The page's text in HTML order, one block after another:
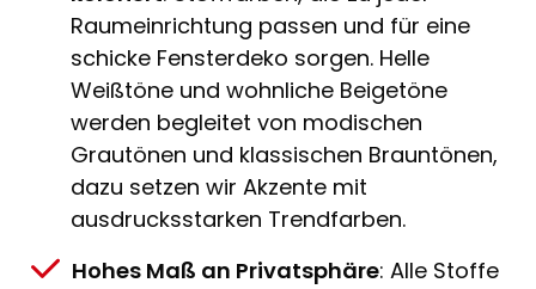
Raumeinrichtung passen und für eine
schicke Fensterdeko sorgen. Helle
Weißtöne und wohnliche Beigetöne
werden begleitet von modischen
Grautönen und klassischen Brauntönen,
dazu setzen wir Akzente mit
ausdrucksstarken Trendfarben.
Hohes Maß an Privatsphäre: Alle Stoffe